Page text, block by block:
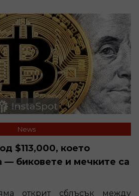
News
$113,000, което
— биковете и мечките са
открит сблъсък между